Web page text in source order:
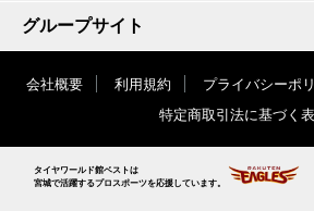
グループサイト
会社概要 利用規約 プライバシーポ
特定商取引法に基づく
タイヤワールド館ベストは
宮城で活躍するプロスポーツを応援しています。